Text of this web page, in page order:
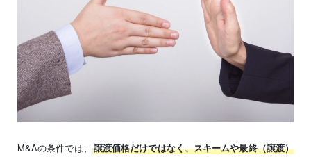
M&Aの条件では、
譲渡価格だけではなく、スキームや最終（譲渡）